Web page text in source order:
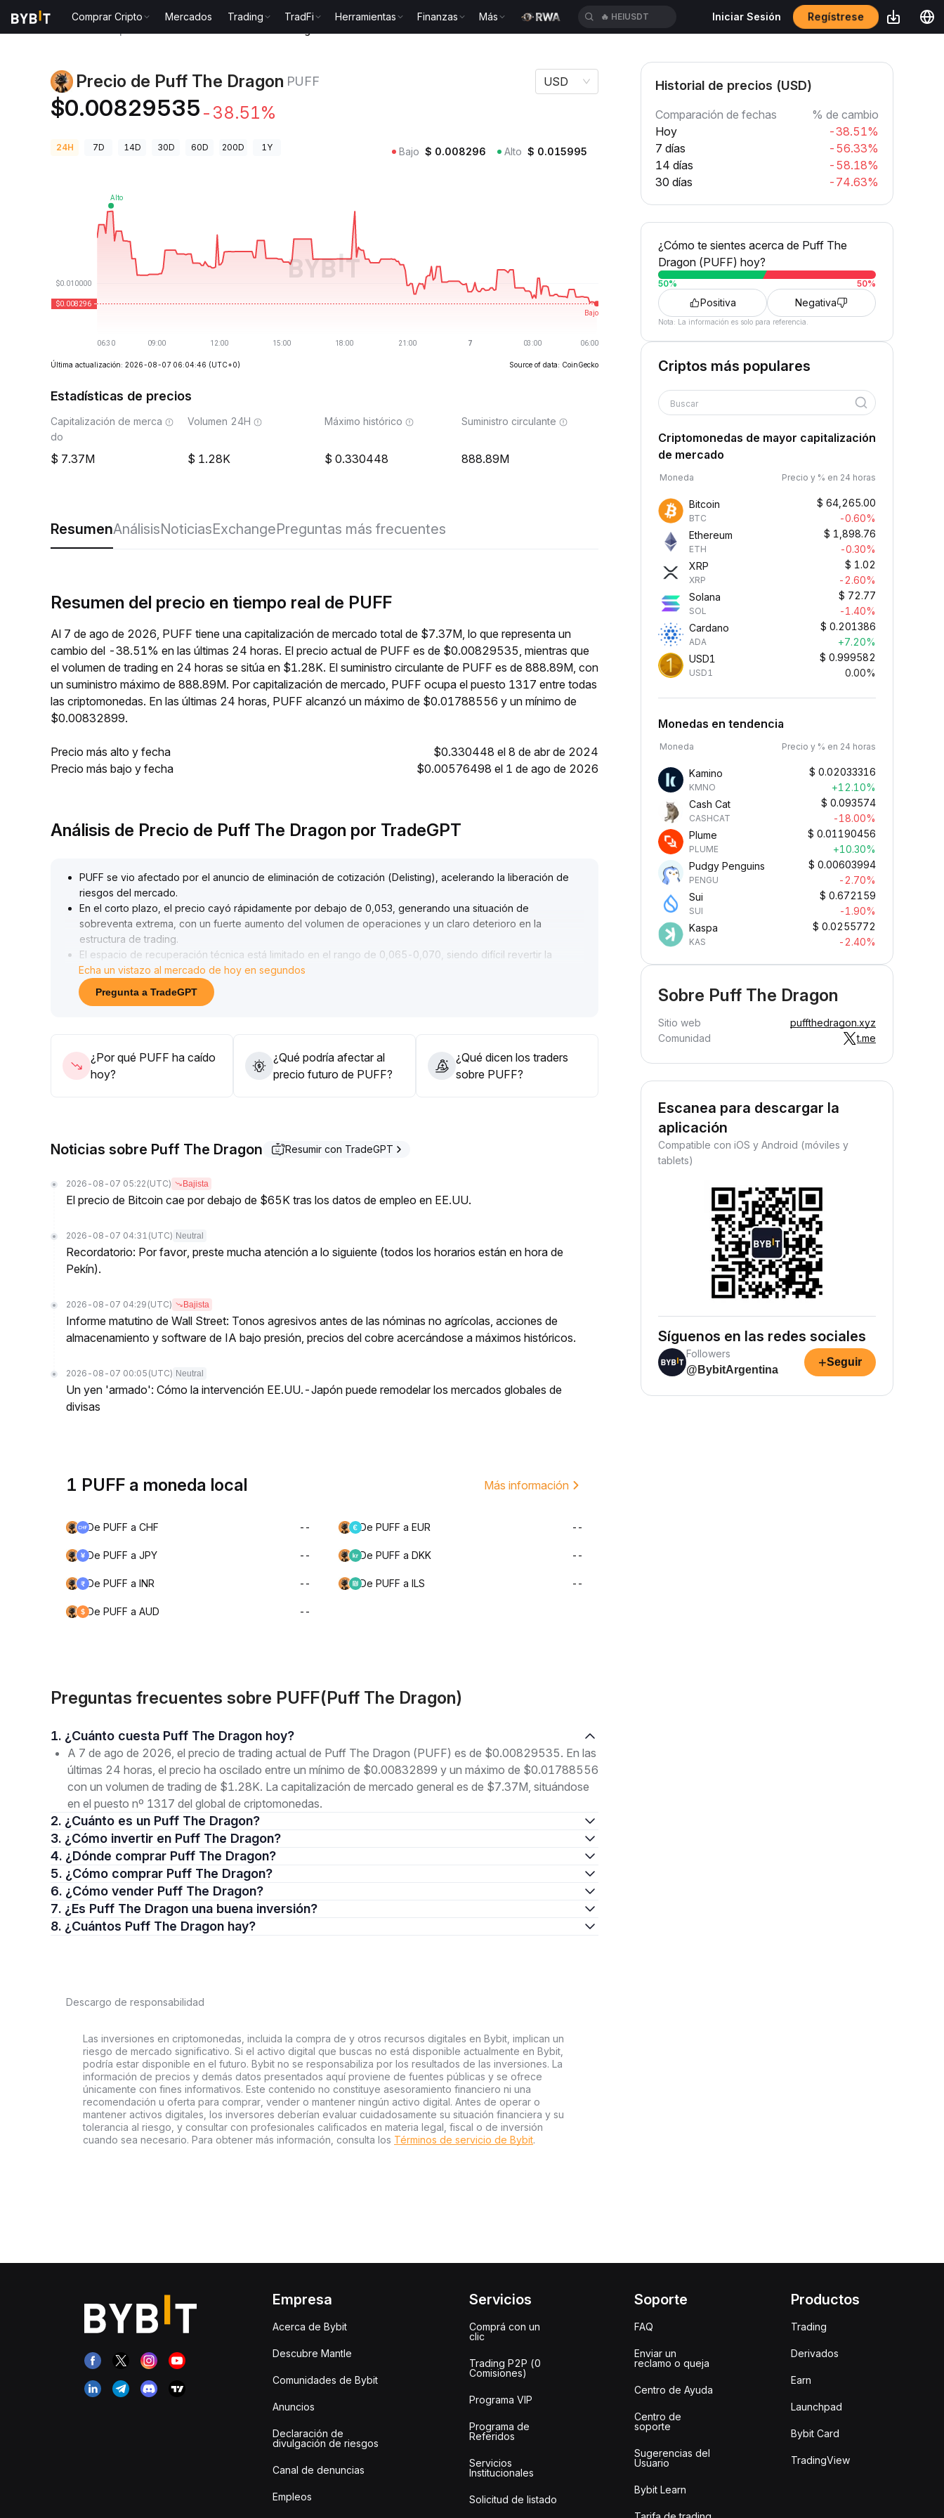
Comprar Cripto Mercados Trading TradFi Herramientas Finanzas Más 🔥 HEIUSDT Iniciar Sesión Regístrese
Precio de Puff The Dragon PUFF
$0.00829535 -38.51%
USD
24H 7D 14D 30D 60D 200D 1Y Bajo $ 0.008296 Alto $ 0.015995
Última actualización: 2026-08-07 06:04:46 (UTC+0) Source of data: CoinGecko
Estadísticas de precios
Capitalización de merca
do
7.37M
Volumen 24H
1.28K
Máximo histórico
0.330448
Suministro circulante
888.89M
ResumenAnálisisNoticiasExchangePreguntas más frecuentes
Resumen del precio en tiempo real de PUFF
Al 7 de ago de 2026, PUFF tiene una capitalización de mercado total de $7.37M, lo que representa un
cambio del -38.51% en las últimas 24 horas. El precio actual de PUFF es de $0.00829535, mientras que
el volumen de trading en 24 horas se sitúa en $1.28K. El suministro circulante de PUFF es de 888.89M, con
un suministro máximo de 888.89M. Por capitalización de mercado, PUFF ocupa el puesto 1317 entre todas
las criptomonedas. En las últimas 24 horas, PUFF alcanzó un máximo de $0.01788556 y un mínimo de
$0.00832899.
Precio más alto y fecha
$0.330448 el 8 de abr de 2024
Precio más bajo y fecha
$0.00576498 el 1 de ago de 2026
Análisis de Precio de Puff The Dragon por TradeGPT
PUFF se vio afectado por el anuncio de eliminación de cotización (Delisting), acelerando la liberación de
riesgos del mercado.
En el corto plazo, el precio cayó rápidamente por debajo de 0,053, generando una situación de
sobreventa extrema, con un fuerte aumento del volumen de operaciones y un claro deterioro en la
estructura de trading.
El espacio de recuperación técnica está limitado en el rango de 0,065-0,070, siendo difícil revertir la
presión dominante de venta.
Juicio clave: a medida que los pares de trading en los principales exchanges están por terminar, aumentan
los riesgos de agotamiento de la liquidez y obstáculos en la formación de precio, sin nuevos participantes
y el interés de los compradores, no realizar compras ciegas o apresuradas, enfatizar la mitigación de
riesgos y mantener un mecanismo de salida dinámico.
Echa un vistazo al mercado de hoy en segundos
Pregunta a TradeGPT
¿Por qué PUFF ha caído
hoy?
¿Qué podría afectar al
precio futuro de PUFF?
¿Qué dicen los traders
sobre PUFF?
Noticias sobre Puff The Dragon Resumir con TradeGPT
2026-08-07 05:22 (UTC) Bajista
El precio de Bitcoin cae por debajo de $65K tras los datos de empleo en EE.UU.
2026-08-07 04:31 (UTC) Neutral
Recordatorio: Por favor, preste mucha atención a lo siguiente (todos los horarios están en hora de
Pekín).
2026-08-07 04:29 (UTC) Bajista
Informe matutino de Wall Street: Tonos agresivos antes de las nóminas no agrícolas, acciones de
almacenamiento y software de IA bajo presión, precios del cobre acercándose a máximos históricos.
2026-08-07 00:05 (UTC) Neutral
Un yen 'armado': Cómo la intervención EE.UU.-Japón puede remodelar los mercados globales de
divisas
1 PUFF a moneda local Más información
De PUFF a CHF -- De PUFF a EUR --
De PUFF a JPY -- De PUFF a DKK --
De PUFF a INR -- De PUFF a ILS --
De PUFF a AUD --
Preguntas frecuentes sobre PUFF(Puff The Dragon)
1. ¿Cuánto cuesta Puff The Dragon hoy?
A 7 de ago de 2026, el precio de trading actual de Puff The Dragon (PUFF) es de $0.00829535. En las
últimas 24 horas, el precio ha oscilado entre un mínimo de $0.00832899 y un máximo de $0.01788556
con un volumen de trading de $1.28K. La capitalización de mercado general es de $7.37M, situándose
en el puesto nº 1317 del global de criptomonedas.
2. ¿Cuánto es un Puff The Dragon?
3. ¿Cómo invertir en Puff The Dragon?
4. ¿Dónde comprar Puff The Dragon?
5. ¿Cómo comprar Puff The Dragon?
6. ¿Cómo vender Puff The Dragon?
7. ¿Es Puff The Dragon una buena inversión?
8. ¿Cuántos Puff The Dragon hay?
Descargo de responsabilidad
Las inversiones en criptomonedas, incluida la compra de y otros recursos digitales en Bybit, implican un
riesgo de mercado significativo. Si el activo digital que buscas no está disponible actualmente en Bybit,
podría estar disponible en el futuro. Bybit no se responsabiliza por los resultados de las inversiones. La
información de precios y demás datos presentados aquí proviene de fuentes públicas y se ofrece
únicamente con fines informativos. Este contenido no constituye asesoramiento financiero ni una
recomendación u oferta para comprar, vender o mantener ningún activo digital. Antes de operar o
mantener activos digitales, los inversores deberían evaluar cuidadosamente su situación financiera y su
tolerancia al riesgo, y consultar con profesionales calificados en materia legal, fiscal o de inversión
cuando sea necesario. Para obtener más información, consulta los Términos de servicio de Bybit.
Historial de precios (USD)
Comparación de fechas
% de cambio
Hoy
-38.51%
7 días
-56.33%
14 días
-58.18%
30 días
-74.63%
¿Cómo te sientes acerca de Puff The
Dragon (PUFF) hoy?
50% 50%
Positiva Negativa
Nota: La información es solo para referencia.
Criptos más populares
Buscar
Criptomonedas de mayor capitalización
de mercado
Moneda Precio y % en 24 horas
Bitcoin
BTC
$ 64,265.00
-0.60%
Ethereum
ETH
$ 1,898.76
-0.30%
XRP
XRP
$ 1.02
-2.60%
Solana
SOL
$ 72.77
-1.40%
Cardano
ADA
$ 0.201386
+7.20%
USD1
USD1
$ 0.999582
0.00%
Monedas en tendencia
Moneda Precio y % en 24 horas
Kamino
KMNO
$ 0.02033316
+12.10%
Cash Cat
CASHCAT
$ 0.093574
-18.00%
Plume
PLUME
$ 0.01190456
+10.30%
Pudgy Penguins
PENGU
$ 0.00603994
-2.70%
Sui
SUI
$ 0.672159
-1.90%
Kaspa
KAS
$ 0.0255772
-2.40%
Sobre Puff The Dragon
Sitio web
puffthedragon.xyz
Comunidad
t.me
Escanea para descargar la
aplicación
Compatible con iOS y Android (móviles y
tablets)
Síguenos en las redes sociales
Followers
@BybitArgentina
+Seguir
Empresa
Acerca de Bybit
Descubre Mantle
Comunidades de Bybit
Anuncios
Declaración de
divulgación de riesgos
Canal de denuncias
Empleos
Servicios
Comprá con un
clic
Trading P2P (0
Comisiones)
Programa VIP
Programa de
Referidos
Servicios
Institucionales
Solicitud de listado
Soporte
FAQ
Enviar un
reclamo o queja
Centro de Ayuda
Centro de
soporte
Sugerencias del
Usuario
Bybit Learn
Productos
Trading
Derivados
Earn
Launchpad
Bybit Card
TradingView